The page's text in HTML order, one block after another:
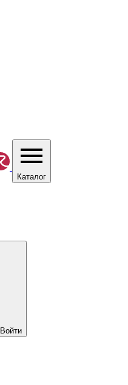
Каталог
Войти